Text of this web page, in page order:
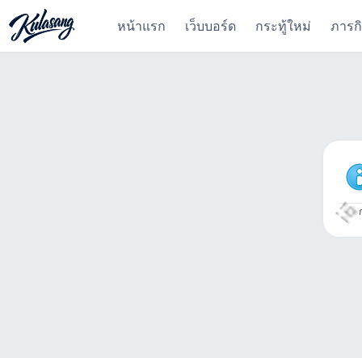
หน้าแรก เว็บบอร์ด กระทู้ใหม่ ภาร